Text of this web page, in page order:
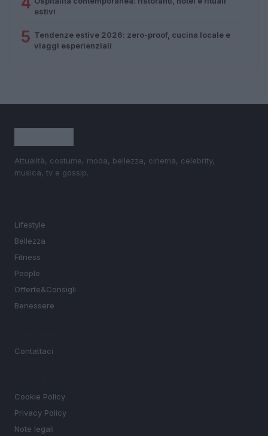
estivi
5 Tendenze estive 2026: zero-proof, cucina locale e
viaggi esperienziali
Attualità, costume, moda, bellezza, cinema, celebrity,
musica, tv e gossip.
Lifestyle
Bellezza
Fitness
People
Offerte&Consigli
Benessere
Contattaci
Cookie Policy
Privacy Policy
Note legali